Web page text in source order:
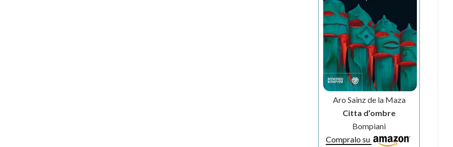
Aro Sainz de la Maza
Citta d’ombre
Bompiani
Compralo su